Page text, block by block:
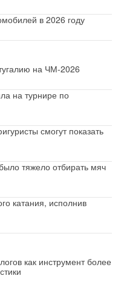
в 2026 году
на ЧМ-2026
на турнире по
смогут показать
тяжело отбирать мяч
катания, исполнив
как инструмент более